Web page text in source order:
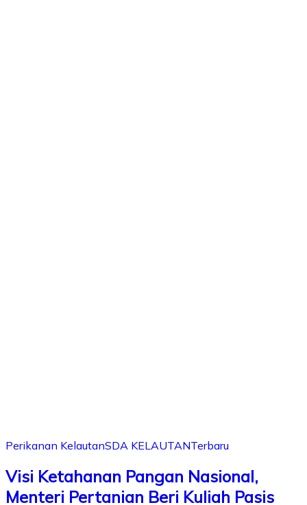
Perikanan KelautanSDA KELAUTANTerbaru
Visi Ketahanan Pangan Nasional,
Menteri Pertanian Beri Kuliah Pasis